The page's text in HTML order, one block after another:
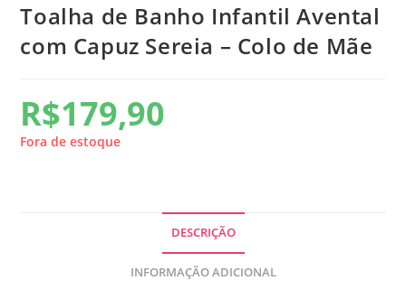
Toalha de Banho Infantil Avental
com Capuz Sereia – Colo de Mãe
R$179,90
Fora de estoque
DESCRIÇÃO
INFORMAÇÃO ADICIONAL